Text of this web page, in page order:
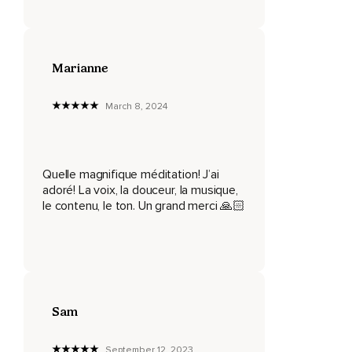
D'affirmer vos besoins et d'effectuer des changements
Sans embûches et sans déceptions.
Par contre,
Marianne
March 8, 2024
Quelle magnifique méditation! J’ai
adoré! La voix, la douceur, la musique,
le contenu, le ton. Un grand merci 🙏🏻
Sam